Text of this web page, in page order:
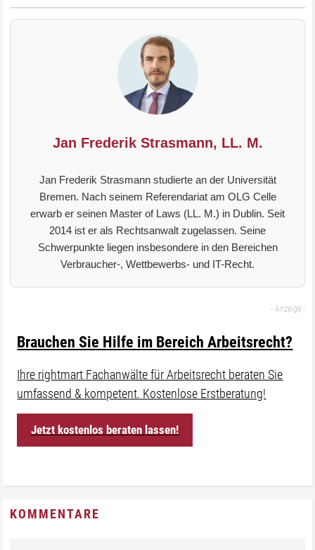
Jan Frederik Strasmann, LL. M.
Jan Frederik Strasmann studierte an der Universität
Bremen. Nach seinem Referendariat am OLG Celle
erwarb er seinen Master of Laws (LL. M.) in Dublin. Seit
2014 ist er als Rechtsanwalt zugelassen. Seine
Schwerpunkte liegen insbesondere in den Bereichen
Verbraucher-, Wettbewerbs- und IT-Recht.
Brauchen Sie Hilfe im Bereich Arbeitsrecht?
Ihre rightmart Fachanwälte für Arbeitsrecht beraten Sie
umfassend & kompetent. Kostenlose Erstberatung!
Jetzt kostenlos beraten lassen!
KOMMENTARE